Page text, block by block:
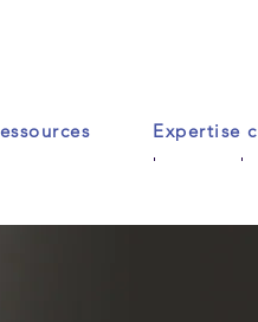
Accueil
Expertise